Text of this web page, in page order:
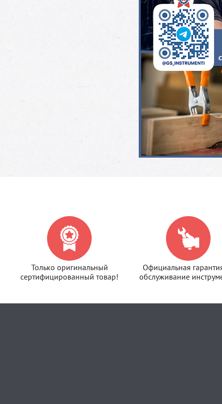
Только оригинальный
сертифицированный товар!
Официальная
обслуживание